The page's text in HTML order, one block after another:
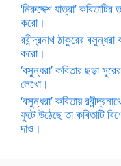
‘নিরুদ্দেশ যাত্রা’ কবিতাটির
করো।
রবীন্দ্রনাথ ঠাকুরের বসুন্ধরা
করো।
‘বসুন্ধরা’ কবিতার ছড়া
লেখো।
‘বসুন্ধরা’ কবিতায়
ফুটে উঠেছে তা কবিতাটি
দাও।